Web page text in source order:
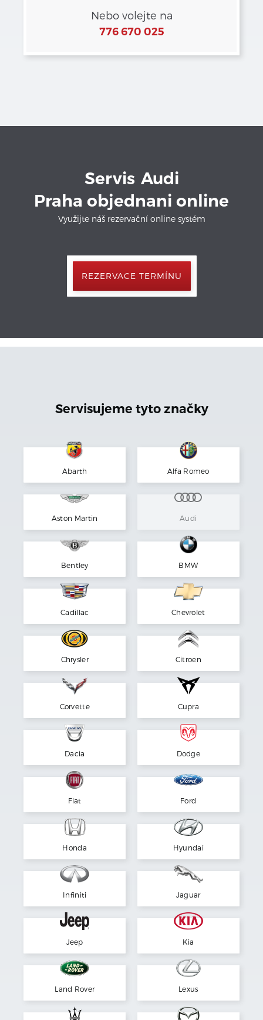
Nebo volejte na
776 670 025
Servis Audi
Praha objednani online
Využijte náš rezervační online systém
REZERVACE TERMÍNU
Servisujeme tyto značky
Abarth Alfa Romeo
Aston Martin Audi
Bentley BMW
Cadillac Chevrolet
Chrysler Citroen
Corvette Cupra
Dacia Dodge
Fiat Ford
Honda Hyundai
Infiniti Jaguar
Jeep Kia
Land Rover Lexus